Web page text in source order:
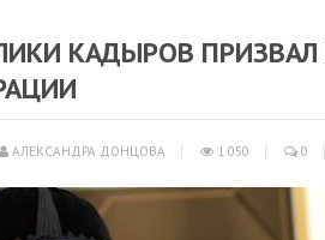
КАДЫРОВ
АЛЕКСАНДРА ДОНЦОВА 1 050 0